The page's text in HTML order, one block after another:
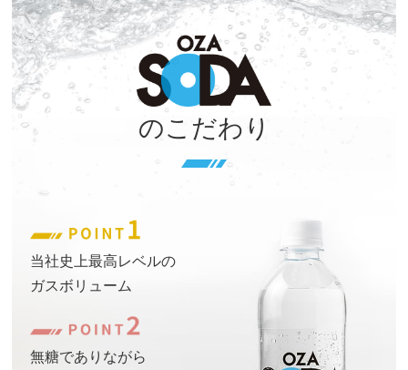
のこだわり
当社史上最高レベルの
ガスボリューム
無糖でありながら